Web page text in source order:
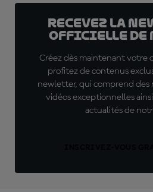
Recevez la
officielle de
Créez dès maintenant votre
profitez de contenus
newletter, qui comprend des
vidéos exceptionnelles
actualités de